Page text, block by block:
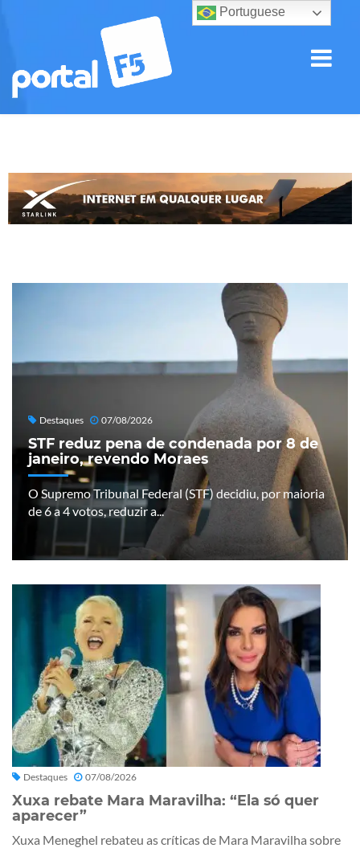
Destaques 07/08/2026
STF reduz pena de condenada por 8 de
janeiro, revendo Moraes
O Supremo Tribunal Federal (STF) decidiu, por maioria
de 6 a 4 votos, reduzir a...
Destaques 07/08/2026
Xuxa rebate Mara Maravilha: “Ela só quer
aparecer”
Xuxa Meneghel rebateu as críticas de Mara Maravilha sobre
Portuguese